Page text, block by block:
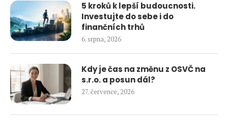
5 kroků k lepší budoucnosti.
Investujte do sebe i do
finančních trhů
6. srpna, 2026
Kdy je čas na změnu z OSVČ na
s.r.o. a posun dál?
27. července, 2026